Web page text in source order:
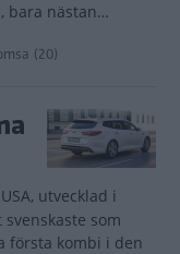
bara nästan…
(20)
utvecklad i
som
första kombi i den